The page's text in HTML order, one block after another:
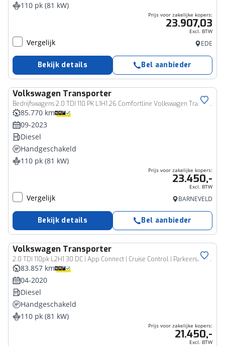
110 pk (81 kW)
Prijs voor zakelijke kopers:
23.907,03
Excl. BTW
Vergelijk EDE
Bekijk details Bel aanbieder
Volkswagen Transporter
Bedrijfswagens 2.0 TDI 110 PK L1H1 26 Comfortline Volkswagen Transporter 2.0 TDI L1H1 26 Highline
Bedrijfswagen
85.770 km
09-2023
Diesel
Handgeschakeld
110 pk (81 kW)
Prijs voor zakelijke kopers:
23.450,-
Excl. BTW
Vergelijk BARNEVELD
Bekijk details Bel aanbieder
Volkswagen Transporter
2.0 TDI 110pk L2H1 30 DC | App Connect | Cruise Control | Parkeersensoren Achter | Airco | Dubbele Cabine
Bedrijfswagen
83.857 km
04-2020
Diesel
Handgeschakeld
110 pk (81 kW)
Prijs voor zakelijke kopers:
21.450,-
Excl. BTW